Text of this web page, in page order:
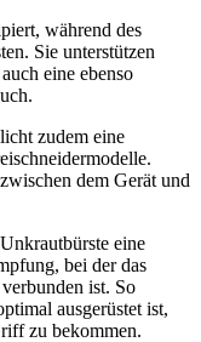
während des
Sie unterstützen
eine ebenso
zudem eine
dem Gerät und
eine
bei der das
ist. So
ausgerüstet ist,
zu bekommen.